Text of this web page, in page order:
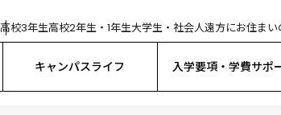
高校3年生高校2年生・1年生大学生・社会人遠方にお住まい
キャンパスライフ 入学要項・学費サポ